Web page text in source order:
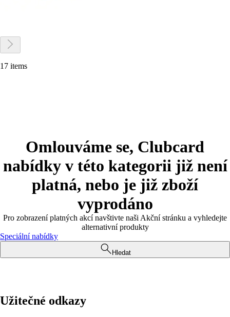
17 items
Omlouváme se, Clubcard
nabídky v této kategorii již není
platná, nebo je již zboží
vyprodáno
Pro zobrazení platných akcí navštivte naši Akční stránku a vyhledejte
alternativní produkty
Speciální nabídky
Hledat
Užitečné odkazy